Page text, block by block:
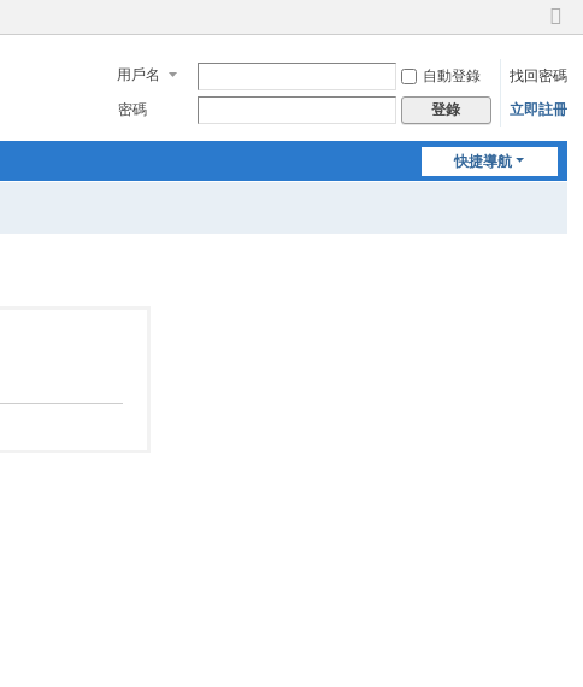
切
到
窄
用戶名 自動登錄
找回密碼
密碼
登錄 立即註冊
快捷導航